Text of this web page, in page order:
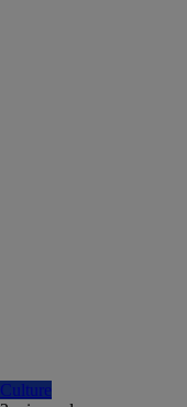
Culture